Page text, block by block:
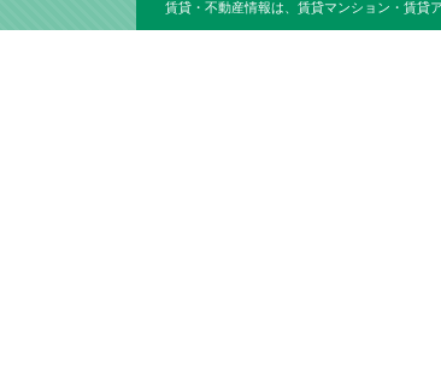
賃貸・不動産情報は、賃貸マンション・賃貸